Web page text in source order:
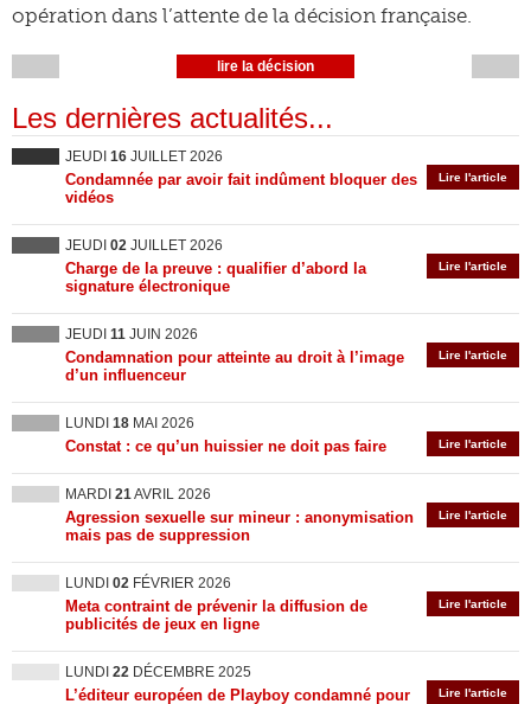
opération dans l’attente de la décision française.
lire la décision
Les dernières actualités...
JEUDI 16 JUILLET 2026
Lire l'article
Condamnée par avoir fait indûment bloquer des
vidéos
JEUDI 02 JUILLET 2026
Lire l'article
Charge de la preuve : qualifier d’abord la
signature électronique
JEUDI 11 JUIN 2026
Lire l'article
Condamnation pour atteinte au droit à l’image
d’un influenceur
LUNDI 18 MAI 2026
Lire l'article
Constat : ce qu’un huissier ne doit pas faire
MARDI 21AVRIL 2026
Lire l'article
Agression sexuelle sur mineur : anonymisation
mais pas de suppression
LUNDI 02 FÉVRIER 2026
Lire l'article
Meta contraint de prévenir la diffusion de
publicités de jeux en ligne
LUNDI 22 DÉCEMBRE 2025
Lire l'article
L’éditeur européen de Playboy condamné pour